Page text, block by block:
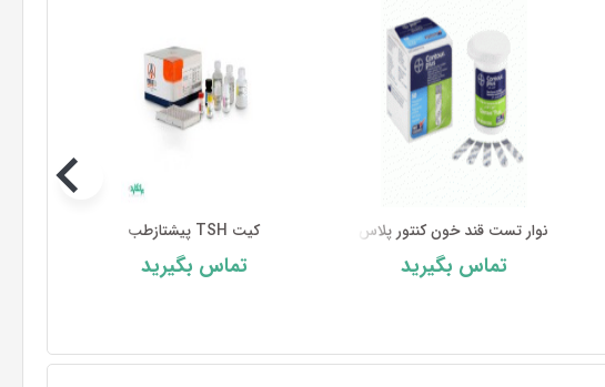
نوار تست قند خون کنتور پلاس
تماس بگیرید
کیت TSH پیشتازطب
تماس بگیرید